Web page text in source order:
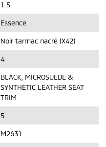
1.5
Essence
Noir tarmac nacré (X42)
4
BLACK, MICROSUEDE &
SYNTHETIC LEATHER SEAT
TRIM
5
M2631